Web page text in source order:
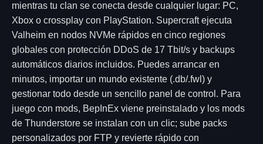
mientras tu clan se conecta desde cualquier lugar: PC,
Xbox o crossplay con PlayStation. Supercraft ejecuta
Valheim en nodos NVMe rápidos en cinco regiones
globales con protección DDoS de 17 Tbit/s y backups
automáticos diarios incluidos. Puedes arrancar en
minutos, importar un mundo existente (.db/.fwl) y
gestionar todo desde un sencillo panel de control. Para
juego con mods, BepInEx viene preinstalado y los mods
de Thunderstore se instalan con un clic; sube packs
personalizados por FTP y revierte rápido con